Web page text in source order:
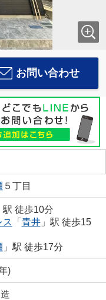
お問い合わせ
５丁目
駅 徒歩10分
ス 「 青井」駅 徒歩15
」駅 徒歩17分
)